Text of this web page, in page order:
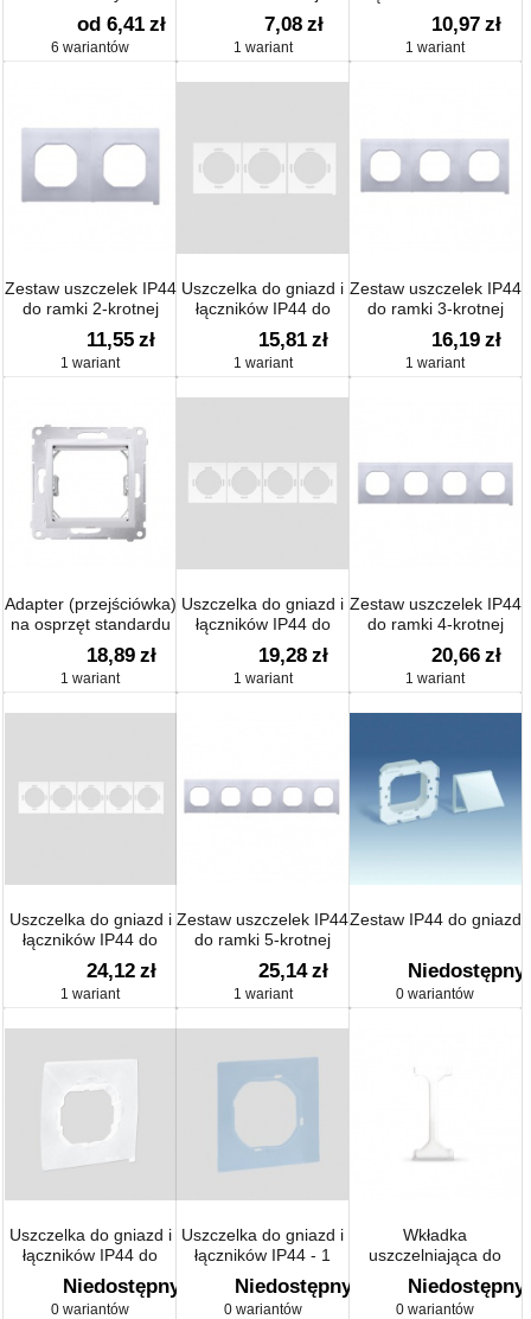
od 6,41 zł
6 wariantów
7,08 zł
1 wariant
ramki 2-krotnej
10,97 zł
1 wariant
Zestaw uszczelek IP44
do ramki 2-krotnej
11,55 zł
1 wariant
Uszczelka do gniazd i
łączników IP44 do
ramki 3-krotnej
15,81 zł
1 wariant
Zestaw uszczelek IP44
do ramki 3-krotnej
16,19 zł
1 wariant
Adapter (przejściówka)
na osprzęt standardu
45 × 45 mm.
18,89 zł
1 wariant
Uszczelka do gniazd i
łączników IP44 do
ramki 4-krotnej
19,28 zł
1 wariant
Zestaw uszczelek IP44
do ramki 4-krotnej
20,66 zł
1 wariant
Uszczelka do gniazd i
łączników IP44 do
ramki 5-krotnej
24,12 zł
1 wariant
Zestaw uszczelek IP44
do ramki 5-krotnej
25,14 zł
1 wariant
Zestaw IP44 do gniazd
Niedostępny
0 wariantów
Uszczelka do gniazd i
łączników IP44 do
ramki pojedynczej
Niedostępny
0 wariantów
Uszczelka do gniazd i
łączników IP44 - 1
krotna IP44
Niedostępny
0 wariantów
Wkładka
uszczelniająca do
łączników 2-
klawiszowych IP44
Niedostępny
0 wariantów